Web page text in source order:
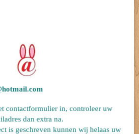
contactformulier in, controleer uw
dan extra na.
is geschreven kunnen wij helaas uw